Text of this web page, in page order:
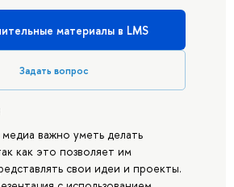
материалы в LMS
Задать вопрос
важно уметь делать
как это позволяет им
свои идеи и проекты.